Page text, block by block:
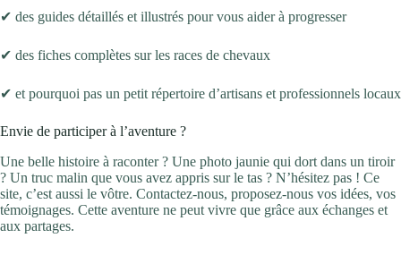
✔ des guides détaillés et illustrés pour vous aider à progresser
✔ des fiches complètes sur les races de chevaux
✔ et pourquoi pas un petit répertoire d’artisans et professionnels locaux
Envie de participer à l’aventure ?
Une belle histoire à raconter ? Une photo jaunie qui dort dans un tiroir
? Un truc malin que vous avez appris sur le tas ? N’hésitez pas ! Ce
site, c’est aussi le vôtre. Contactez-nous, proposez-nous vos idées, vos
témoignages. Cette aventure ne peut vivre que grâce aux échanges et
aux partages.